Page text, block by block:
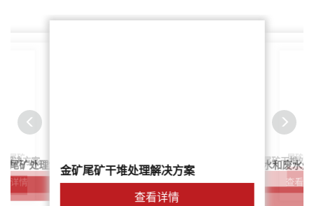
尾矿
解决方案
详情
尾矿处理解决方案简介金矿尾矿干堆处理解决方案
查看详情
鑫海尾矿处理系统：尾矿水和废水
解决方案
针对稀土尾矿干堆处
查看
尾矿干